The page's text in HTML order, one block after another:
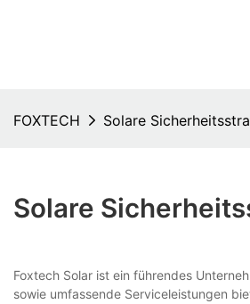
FOXTECH Solare
Solare
Foxtech Solar ist ein führendes
sowie umfassende Serviceleistungen